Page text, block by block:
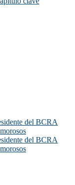
del BCRA
del BCRA